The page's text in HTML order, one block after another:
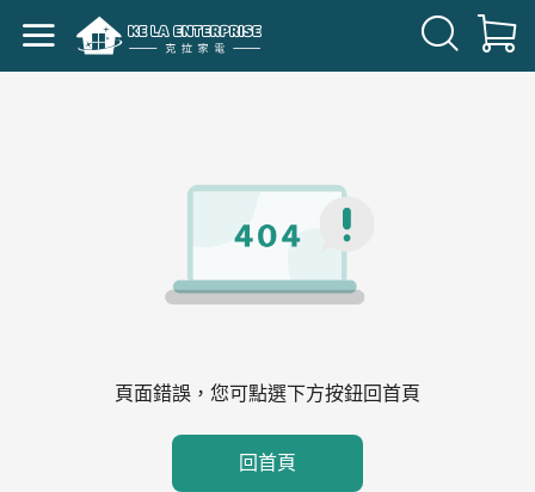
頁面錯誤，您可點選下方按鈕回首頁
回首頁